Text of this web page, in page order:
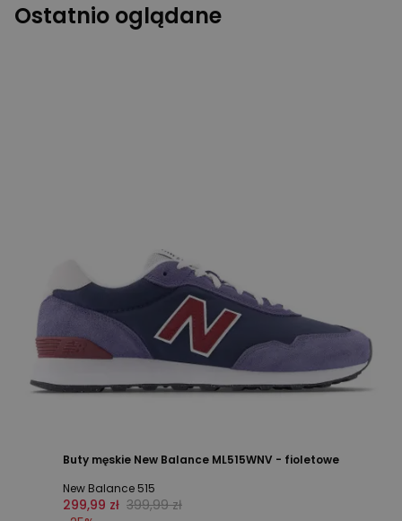
Ostatnio oglądane
Buty męskie New Balance ML515WNV - fioletowe
New Balance 515
299,99 zł 399,99 zł